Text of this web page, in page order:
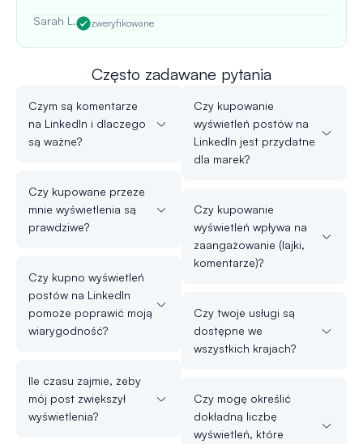
Sarah L. zweryfikowane
Często zadawane pytania
Czym są komentarze
na LinkedIn i dlaczego
są ważne?
Czy kupowane przeze
mnie wyświetlenia są
prawdziwe?
Czy kupno wyświetleń
postów na LinkedIn
pomoże poprawić moją
wiarygodność?
Ile czasu zajmie, żeby
mój post zwiększył
wyświetlenia?
Czy kupowanie
wyświetleń postów na
LinkedIn jest przydatne
dla marek?
Czy kupowanie
wyświetleń wpływa na
zaangażowanie (lajki,
komentarze)?
Czy twoje usługi są
dostępne we
wszystkich krajach?
Czy mogę określić
dokładną liczbę
wyświetleń, które